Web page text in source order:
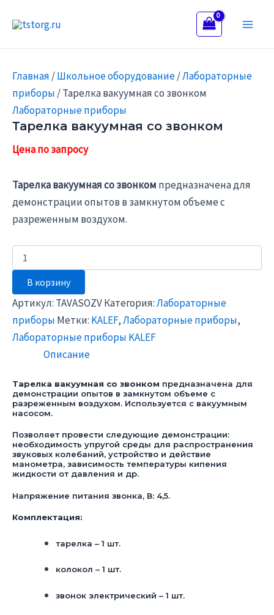
Главная /Школьное оборудование/Лабораторные
приборы / Тарелка вакуумная со звонком
Лабораторные приборы
Тарелка вакуумная со звонком
Тарелка вакуумная со звонком предназначена для
демонстрации опытов в замкнутом объеме с
разреженным воздухом.
товара
Тарелка
В корзину
Артикул: TAVASOZVКатегория:Лабораторные
приборы Метки: KALEF,Лабораторные приборы,
Лабораторные приборы KALEF
Описание
Тарелка вакуумная со звонком предназначена для
демонстрации опытов в замкнутом объеме с
разреженным воздухом. Используется с вакуумным
насосом.
Позволяет провести следующие демонстрации:
необходимость упругой среды для распространения
звуковых колебаний, устройство и действие
манометра, зависимость температуры кипения
жидкости от давления и др.
Напряжение питания звонка, В: 4,5.
Комплектация:
тарелка – 1 шт.
колокол – 1 шт.
звонок электрический – 1 шт.